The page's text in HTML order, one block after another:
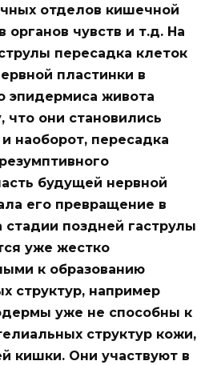
отделов кишечной
органов чувств и т.д. На
пересадка клеток
пластинки в
эпидермиса живота
что они становились
наоборот, пересадка
будущей нервной
его превращение в
стадии поздней гаструлы
уже жестко
к образованию
структур, например
уже не способны к
структур кожи,
кишки. Они участвуют в